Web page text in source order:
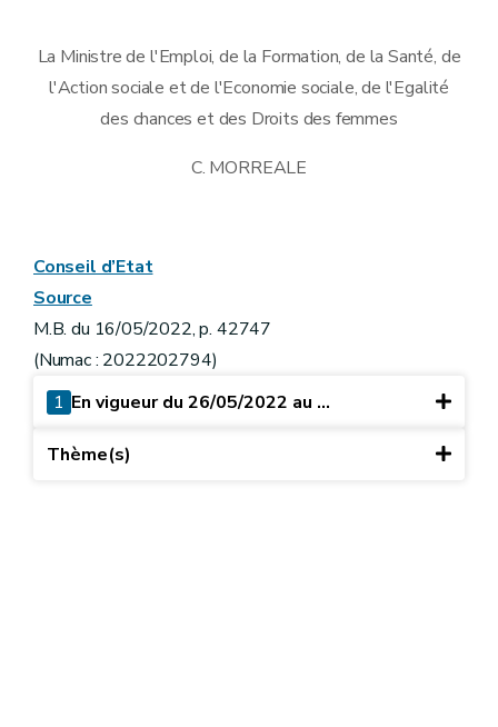
La Ministre de l'Emploi, de la Formation, de la Santé, de
l'Action sociale et de l'Economie sociale, de l'Egalité
des chances et des Droits des femmes
C. MORREALE
Conseil d’Etat
Source
M.B. du 16/05/2022, p. 42747
(Numac : 2022202794)
1 En vigueur du 26/05/2022 au ...
Thème(s)